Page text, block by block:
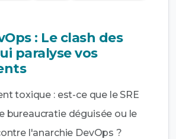
: Le clash des
paralyse vos
toxique : est-ce que le SRE
bureaucratie déguisée ou le
l'anarchie DevOps ?